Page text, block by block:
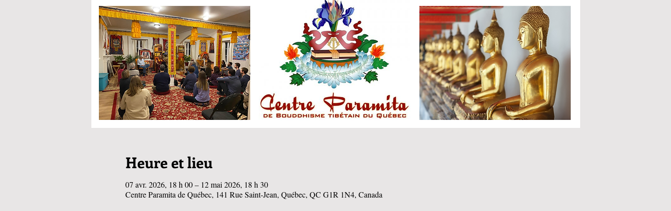
Heure et lieu
07 avr. 2026, 18 h 00 – 12 mai 2026, 18 h 30
Centre Paramita de Québec, 141 Rue Saint-Jean, Québec, QC G1R 1N4, Canada